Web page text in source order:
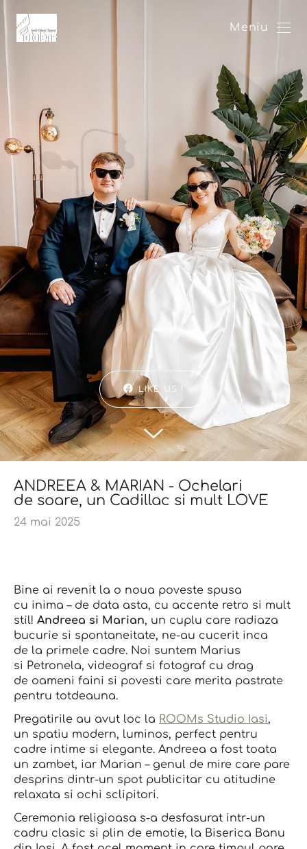
Meniu
LIKE US !
ANDREEA & MARIAN - Ochelari
de soare, un Cadillac si mult LOVE
24 mai 2025
Bine ai revenit la o noua poveste spusa
cu inima – de data asta, cu accente retro si mult
stil! Andreea si Marian, un cuplu care radiaza
bucurie si spontaneitate, ne-au cucerit inca
de la primele cadre. Noi suntem Marius
si Petronela, videograf si fotograf cu drag
de oameni faini si povesti care merita pastrate
pentru totdeauna.
Pregatirile au avut loc la ROOMs Studio Iasi,
un spatiu modern, luminos, perfect pentru
cadre intime si elegante. Andreea a fost toata
un zambet, iar Marian – genul de mire care pare
desprins dintr-un spot publicitar cu atitudine
relaxata si ochi sclipitori.
Ceremonia religioasa s-a desfasurat intr-un
cadru clasic si plin de emotie, la Biserica Banu